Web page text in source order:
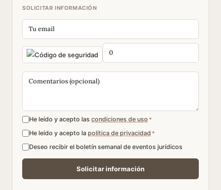
SOLICITAR INFORMACIÓN
He leído y acepto las condiciones de uso *
He leído y acepto la política de privacidad *
Deseo recibir el boletín semanal de eventos jurídicos